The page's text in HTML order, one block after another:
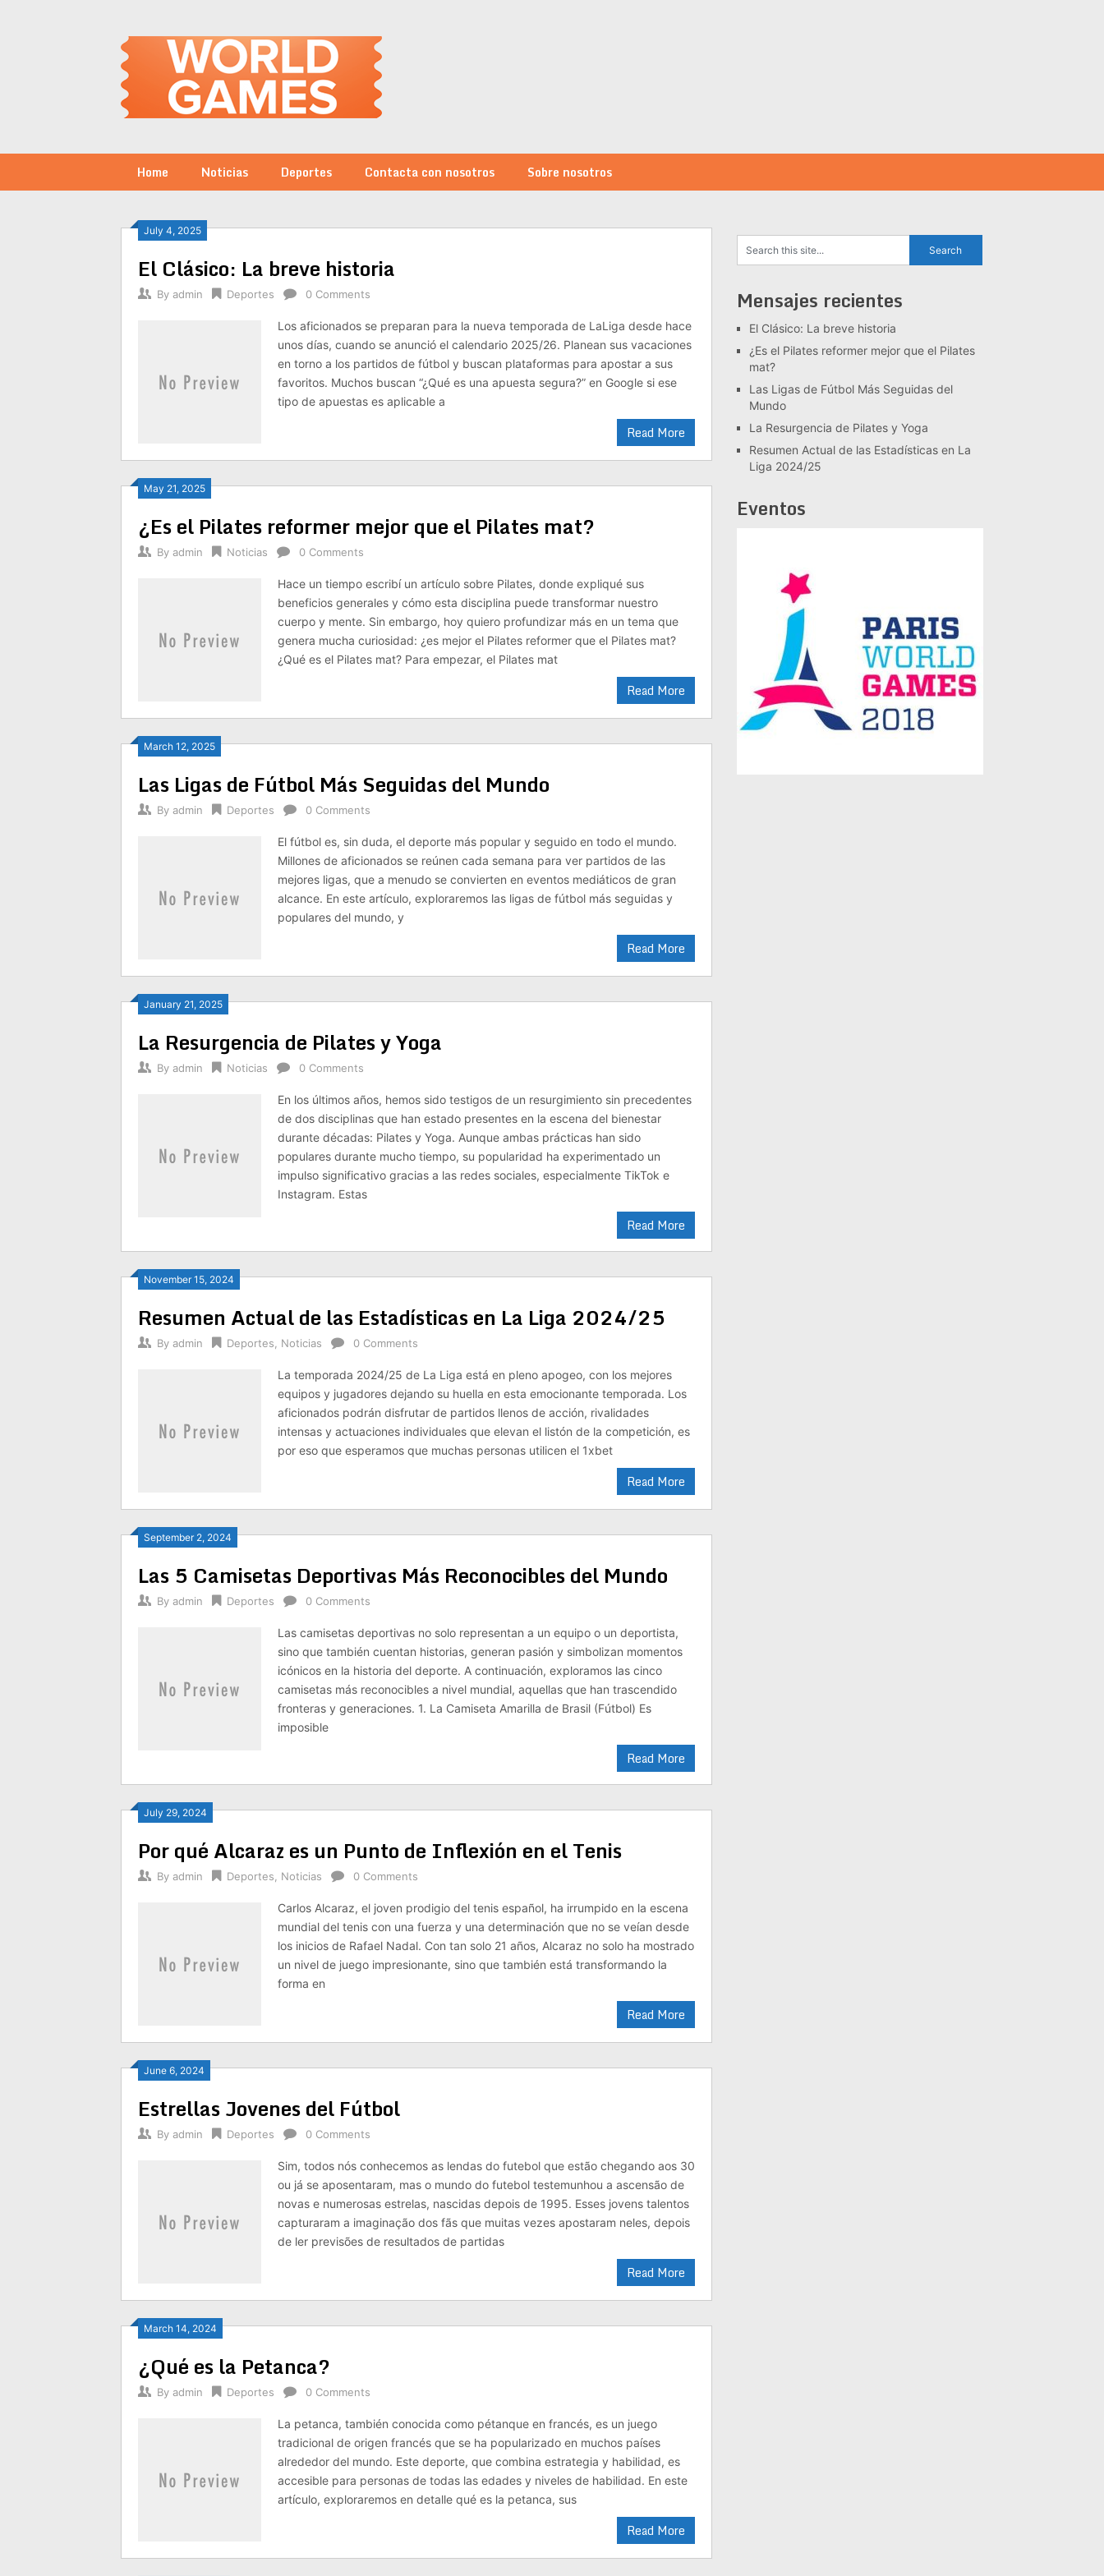
Home Noticias Deportes Contacta con nosotros Sobre nosotros
July 4, 2025
El Clásico: La breve historia
By admin Deportes 0 Comments
Los aficionados se preparan para la nueva temporada de LaLiga desde hace
unos días, cuando se anunció el calendario 2025/26. Planean sus vacaciones
en torno a los partidos de fútbol y buscan plataformas para apostar a sus
favoritos. Muchos buscan “¿Qué es una apuesta segura?” en Google si ese
tipo de apuestas es aplicable a
Read More
May 21, 2025
¿Es el Pilates reformer mejor que el Pilates mat?
By admin Noticias 0 Comments
Hace un tiempo escribí un artículo sobre Pilates, donde expliqué sus
beneficios generales y cómo esta disciplina puede transformar nuestro
cuerpo y mente. Sin embargo, hoy quiero profundizar más en un tema que
genera mucha curiosidad: ¿es mejor el Pilates reformer que el Pilates mat?
¿Qué es el Pilates mat? Para empezar, el Pilates mat
Read More
March 12, 2025
Las Ligas de Fútbol Más Seguidas del Mundo
By admin Deportes 0 Comments
El fútbol es, sin duda, el deporte más popular y seguido en todo el mundo.
Millones de aficionados se reúnen cada semana para ver partidos de las
mejores ligas, que a menudo se convierten en eventos mediáticos de gran
alcance. En este artículo, exploraremos las ligas de fútbol más seguidas y
populares del mundo, y
Read More
January 21, 2025
La Resurgencia de Pilates y Yoga
By admin Noticias 0 Comments
En los últimos años, hemos sido testigos de un resurgimiento sin precedentes
de dos disciplinas que han estado presentes en la escena del bienestar
durante décadas: Pilates y Yoga. Aunque ambas prácticas han sido
populares durante mucho tiempo, su popularidad ha experimentado un
impulso significativo gracias a las redes sociales, especialmente TikTok e
Instagram. Estas
Read More
November 15, 2024
Resumen Actual de las Estadísticas en La Liga 2024/25
By admin Deportes Noticias 0 Comments
La temporada 2024/25 de La Liga está en pleno apogeo, con los mejores
equipos y jugadores dejando su huella en esta emocionante temporada. Los
aficionados podrán disfrutar de partidos llenos de acción, rivalidades
intensas y actuaciones individuales que elevan el listón de la competición, es
por eso que esperamos que muchas personas utilicen el 1xbet
Read More
September 2, 2024
Las 5 Camisetas Deportivas Más Reconocibles del Mundo
By admin Deportes 0 Comments
Las camisetas deportivas no solo representan a un equipo o un deportista,
sino que también cuentan historias, generan pasión y simbolizan momentos
icónicos en la historia del deporte. A continuación, exploramos las cinco
camisetas más reconocibles a nivel mundial, aquellas que han trascendido
fronteras y generaciones. 1. La Camiseta Amarilla de Brasil (Fútbol) Es
imposible
Read More
July 29, 2024
Por qué Alcaraz es un Punto de Inflexión en el Tenis
By admin Deportes Noticias 0 Comments
Carlos Alcaraz, el joven prodigio del tenis español, ha irrumpido en la escena
mundial del tenis con una fuerza y ​​una determinación que no se veían desde
los inicios de Rafael Nadal. Con tan solo 21 años, Alcaraz no solo ha mostrado
un nivel de juego impresionante, sino que también está transformando la
forma en
Read More
June 6, 2024
Estrellas Jovenes del Fútbol
By admin Deportes 0 Comments
Sim, todos nós conhecemos as lendas do futebol que estão chegando aos 30
ou já se aposentaram, mas o mundo do futebol testemunhou a ascensão de
novas e numerosas estrelas, nascidas depois de 1995. Esses jovens talentos
capturaram a imaginação dos fãs que muitas vezes apostaram neles, depois
de ler previsões de resultados de partidas
Read More
March 14, 2024
¿Qué es la Petanca?
By admin Deportes 0 Comments
La petanca, también conocida como pétanque en francés, es un juego
tradicional de origen francés que se ha popularizado en muchos países
alrededor del mundo. Este deporte, que combina estrategia y habilidad, es
accesible para personas de todas las edades y niveles de habilidad. En este
artículo, exploraremos en detalle qué es la petanca, sus
Read More
Posts
navigation
Mensajes recientes
El Clásico: La breve historia
¿Es el Pilates reformer mejor que el Pilates
mat?
Las Ligas de Fútbol Más Seguidas del
Mundo
La Resurgencia de Pilates y Yoga
Resumen Actual de las Estadísticas en La
Liga 2024/25
Eventos